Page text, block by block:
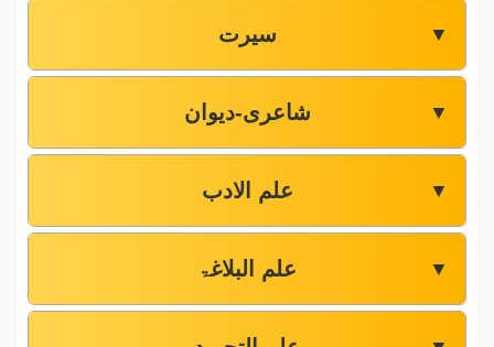
سیرت ▼
شاعری-دیوان ▼
علم الادب ▼
علم البلاغۃ ▼